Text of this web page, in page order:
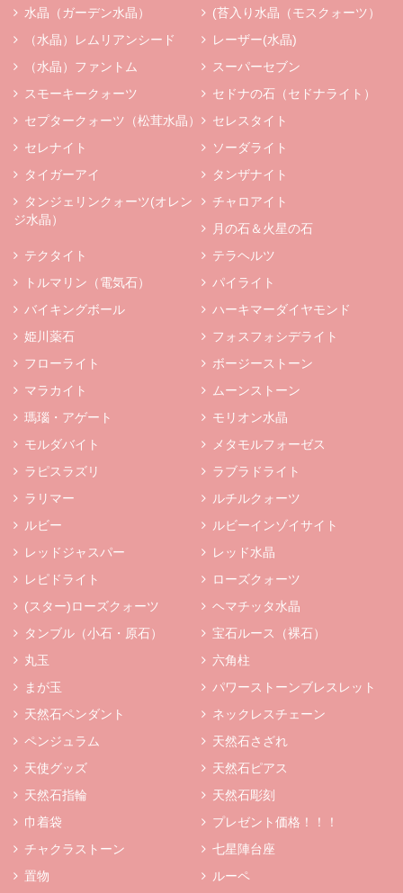
水晶（ガーデン水晶）
(苔入り水晶（モスクォーツ）
（水晶）レムリアンシード
レーザー(水晶)
（水晶）ファントム
スーパーセブン
スモーキークォーツ
セドナの石（セドナライト）
セプタークォーツ（松茸水晶）
セレスタイト
セレナイト
ソーダライト
タイガーアイ
タンザナイト
タンジェリンクォーツ(オレン
ジ水晶）
チャロアイト
月の石＆火星の石
テクタイト
テラヘルツ
トルマリン（電気石）
パイライト
バイキングボール
ハーキマーダイヤモンド
姫川薬石
フォスフォシデライト
フローライト
ボージーストーン
マラカイト
ムーンストーン
瑪瑙・アゲート
モリオン水晶
モルダバイト
メタモルフォーゼス
ラピスラズリ
ラブラドライト
ラリマー
ルチルクォーツ
ルビー
ルビーインゾイサイト
レッドジャスパー
レッド水晶
レピドライト
ローズクォーツ
(スター)ローズクォーツ
ヘマチッタ水晶
タンブル（小石・原石）
宝石ルース（裸石）
丸玉
六角柱
まが玉
パワーストーンブレスレット
天然石ペンダント
ネックレスチェーン
ペンジュラム
天然石さざれ
天使グッズ
天然石ピアス
天然石指輪
天然石彫刻
巾着袋
プレゼント価格！！！
チャクラストーン
七星陣台座
置物
ルーペ